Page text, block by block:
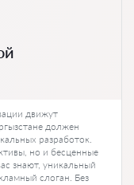
движут
должен
разработок.
но и бесценные
знают, уникальный
слоган. Без